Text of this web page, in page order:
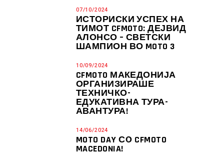
07/10/2024
ИСТОРИСКИ УСПЕХ НА
ТИМОТ CFMOTO: ДЕЈВИД
АЛОНСО – СВЕТСКИ
ШАМПИОН ВО MOTO 3
10/09/2024
CFMOTO МАКЕДОНИЈА
ОРГАНИЗИРАШЕ
ТЕХНИЧКО-
ЕДУКАТИВНА ТУРА-
АВАНТУРА!
14/06/2024
MOTO DAY СО CFMOTO
MACEDONIA!